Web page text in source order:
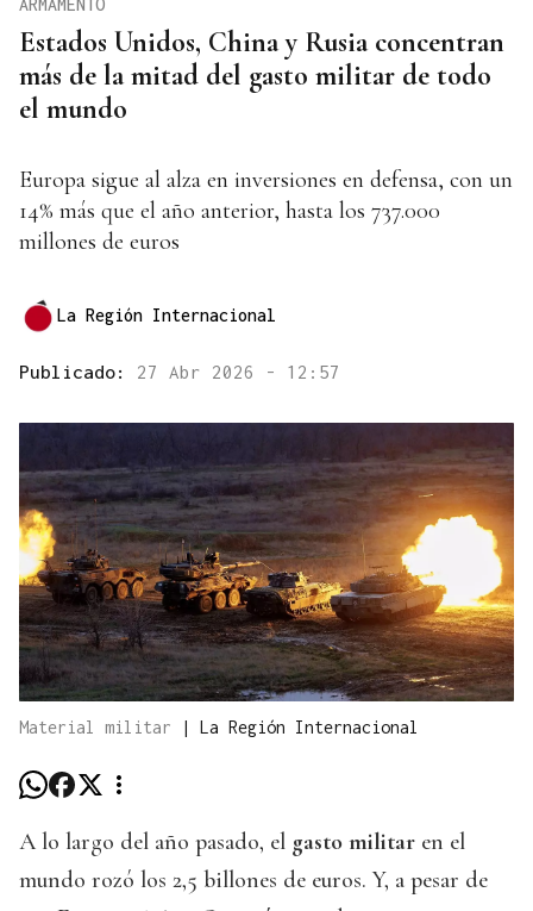
Estados Unidos, China y Rusia concentran
más de la mitad del gasto militar de todo
el mundo
Europa sigue al alza en inversiones en defensa, con un
14% más que el año anterior, hasta los 737.000
millones de euros
La Región Internacional
Publicado: 27 Abr 2026 - 12:57
Material militar | La Región Internacional
A lo largo del año pasado, el gasto militar en el
mundo rozó los 2,5 billones de euros. Y, a pesar de